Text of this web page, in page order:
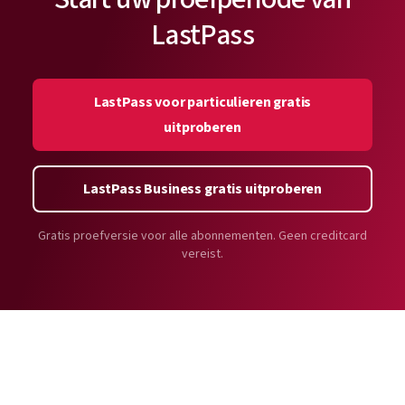
LastPass
LastPass voor particulieren gratis
uitproberen
LastPass Business gratis uitproberen
Gratis proefversie voor alle abonnementen. Geen creditcard
vereist.